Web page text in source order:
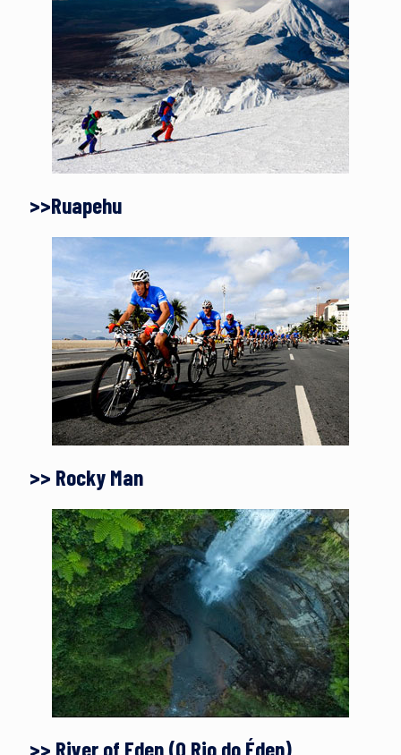
>>Ruapehu
>> Rocky Man
>> River of Eden (O Rio do Éden)